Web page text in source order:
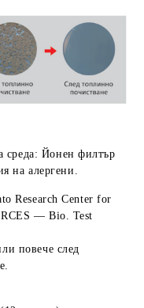
среда: Йонен филтър
на алергени.
Research Center for
— Bio. Test
повече след